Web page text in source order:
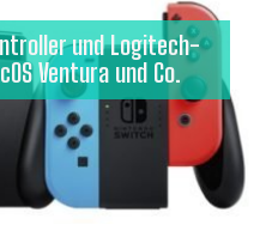
und Logitech-
Ventura und Co.